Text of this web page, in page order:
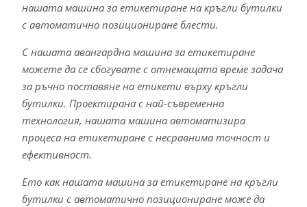
нашата машина за етикетиране на кръгли бутилки
с автоматично позициониране блести.
С нашата авангардна машина за етикетиране
можете да се сбогувате с отнемащата време задача
за ръчно поставяне на етикети върху кръгли
бутилки. Проектирана с най-съвременна
технология, нашата машина автоматизира
процеса на етикетиране с несравнима точност и
ефективност.
Ето как нашата машина за етикетиране на кръгли
бутилки с автоматично позициониране може да